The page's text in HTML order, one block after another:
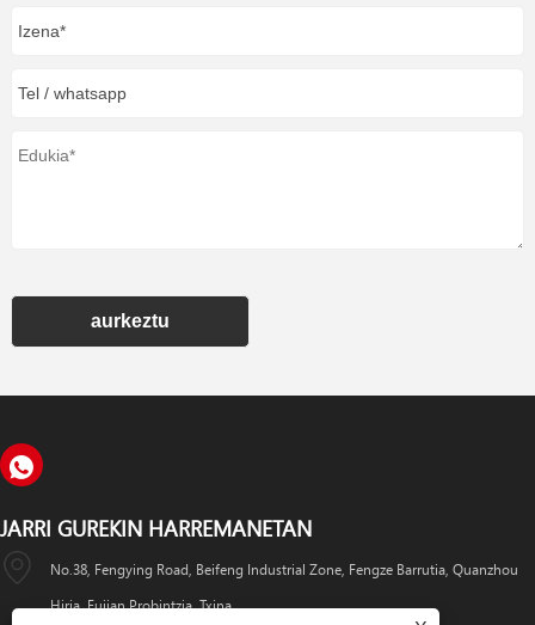
aurkeztu
JARRI GUREKIN HARREMANETAN
No.38, Fengying Road, Beifeng Industrial Zone, Fengze Barrutia, Quanzhou
Hiria, Fujian Probintzia, Txina